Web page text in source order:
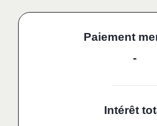
Paiement
-
Intérêt